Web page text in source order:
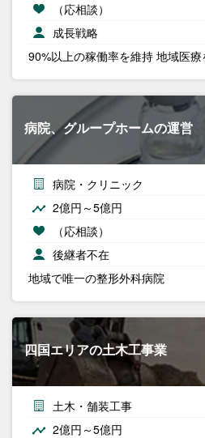
（応相談）
成長戦略
90%以上の稼働率を維持 地域医
病院、グループホームの運営
病院・クリニック
2億円～5億円
（応相談）
後継者不在
地域で唯一の整形外科病院
四国エリアの土木工事業
土木・舗装工事
2億円～5億円